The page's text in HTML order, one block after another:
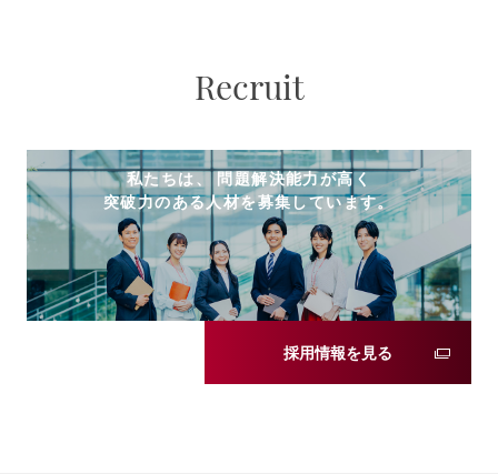
Recruit
私たちは、 問題解決能力が高く
突破力のある人材を募集しています。
採用情報を見る